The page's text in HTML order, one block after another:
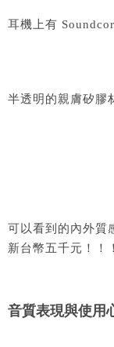
耳機上有
半透明的親膚矽膠
可以看到的內外質
新台幣五千元！！！
音質表現與使用